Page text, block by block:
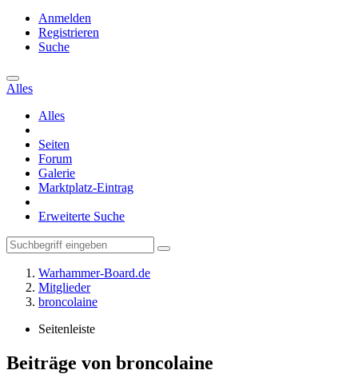
Anmelden
Registrieren
Suche
Alles
Alles
Seiten
Forum
Galerie
Marktplatz-Eintrag
Erweiterte Suche
Warhammer-Board.de
Mitglieder
broncolaine
Seitenleiste
Beiträge von broncolaine